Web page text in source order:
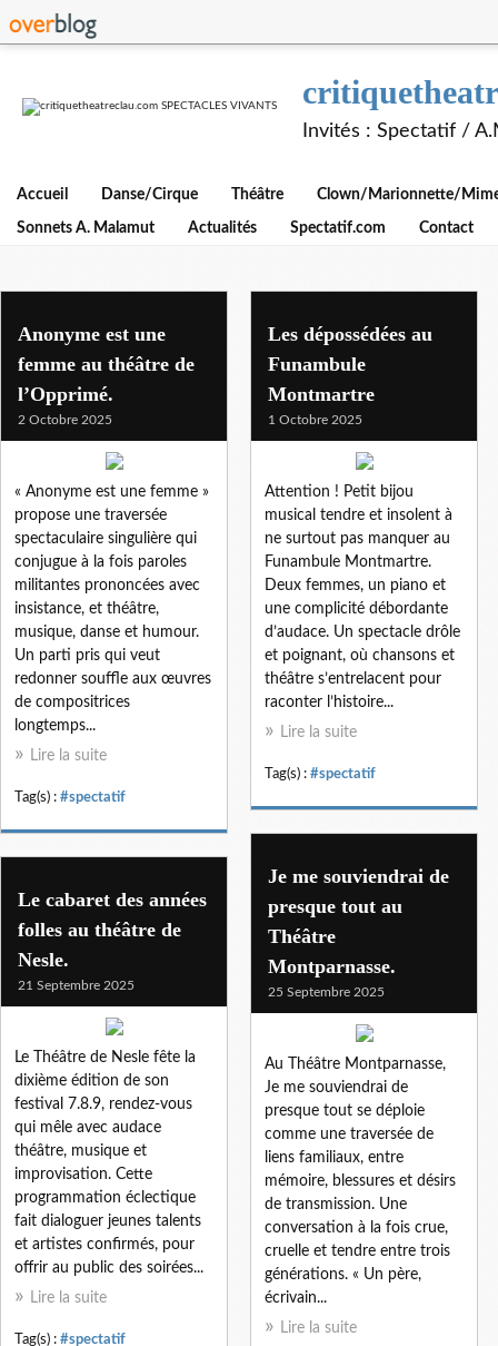
Invités : Spectatif /
Accueil Danse/Cirque Théâtre Clown/Marionnette/
Sonnets A. Malamut Actualités Spectatif.com Contact
spectatif
Anonyme est une
femme au théâtre de
l’Opprimé.
2 Octobre 2025
« Anonyme est une femme »
propose une traversée
spectaculaire singulière qui
conjugue à la fois paroles
militantes prononcées avec
insistance, et théâtre,
musique, danse et humour.
Un parti pris qui veut
redonner souffle aux œuvres
de compositrices
longtemps...
Lire la suite
Tag(s) : #spectatif
Les dépossédées au
Funambule
Montmartre
1 Octobre 2025
Attention ! Petit bijou
musical tendre et insolent à
ne surtout pas manquer au
Funambule Montmartre.
Deux femmes, un piano et
une complicité débordante
d’audace. Un spectacle drôle
et poignant, où chansons et
théâtre s’entrelacent pour
raconter l’histoire...
Lire la suite
Tag(s) : #spectatif
Je me souviendrai de
presque tout au
Théâtre
Montparnasse.
25 Septembre 2025
Au Théâtre Montparnasse,
Je me souviendrai de
presque tout se déploie
comme une traversée de
liens familiaux, entre
mémoire, blessures et désirs
de transmission. Une
conversation à la fois crue,
cruelle et tendre entre trois
générations. « Un père,
écrivain...
Lire la suite
Le cabaret des années
folles au théâtre de
Nesle.
21 Septembre 2025
Le Théâtre de Nesle fête la
dixième édition de son
festival 7.8.9, rendez-vous
qui mêle avec audace
théâtre, musique et
improvisation. Cette
programmation éclectique
fait dialoguer jeunes talents
et artistes confirmés, pour
offrir au public des soirées...
Lire la suite
Tag(s) : #spectatif